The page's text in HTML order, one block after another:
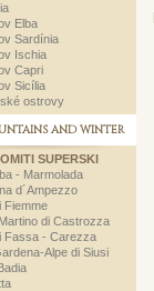
Elba
Sardínia
Ischia
Capri
Sicília
ostrovy
AND WINTER
SUPERSKI
- Marmolada
d´Ampezzo
Fiemme
di Castrozza
Fassa - Carezza
Alpe di Siusi